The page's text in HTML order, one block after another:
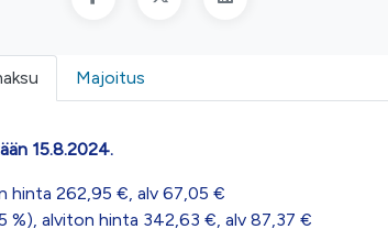
Majoitus
15.8.2024.
hinta 262,95 €, alv 67,05 €
%), alviton hinta 342,63 €, alv 87,37 €